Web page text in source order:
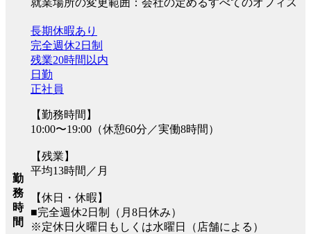
就業場所の変更範囲：会社の定めるすべてのオフィス
勤
務
時
間
長期休暇あり
完全週休2日制
残業20時間以内
日勤
正社員
【勤務時間】
10:00〜19:00（休憩60分／実働8時間）
【残業】
平均13時間／月
【休日・休暇】
■完全週休2日制（月8日休み）
※定休日火曜日もしくは水曜日（店舗による）